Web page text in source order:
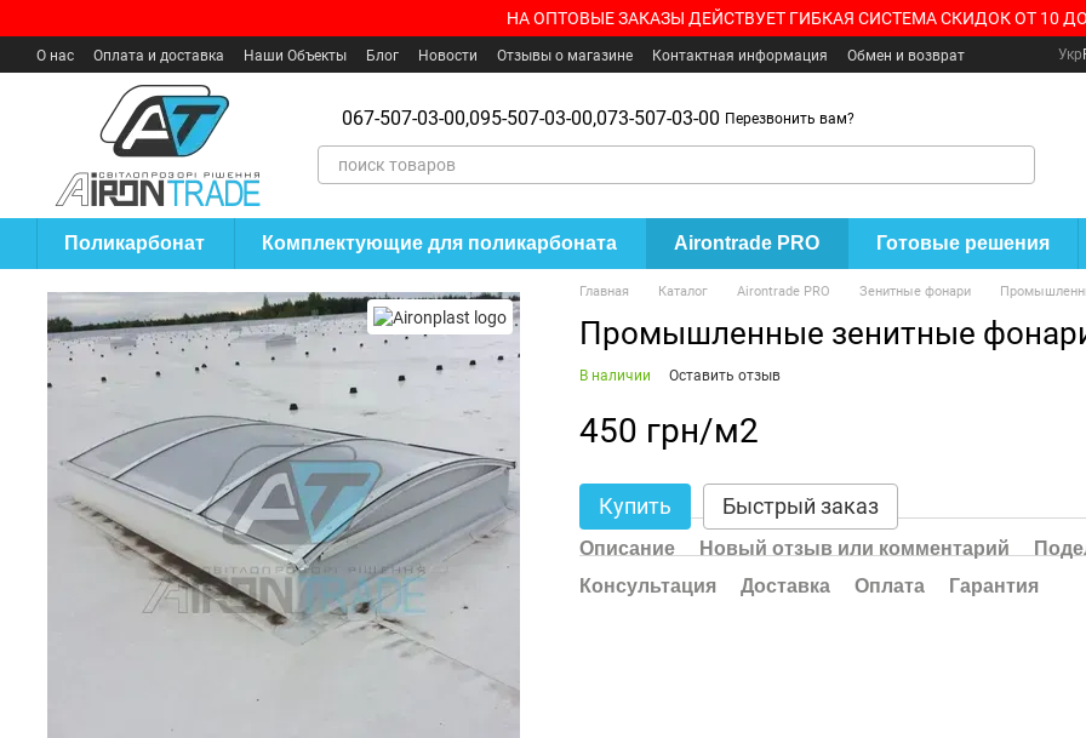
НА ОПТОВЫЕ ЗАКАЗЫ ДЕЙСТВУЕТ ГИБКАЯ СИСТЕМА СКИДОК ОТ 10 ДО
О нас Оплата и доставка Наши Объекты Блог Новости Отзывы о магазине Контактная информация
Обмен и возврат
Укр
067-507-03-00,095-507-03-00,073-507-03-00 Перезвонить вам?
Поликарбонат Комплектующие для поликарбоната Airontrade PRO Готовые решения
Главная Каталог Airontrade PRO Зенитные фонари
Промышленные зенитные
В наличии Оставить отзыв
450 грн/м2
Купить Быстрый заказ
Описание Новый отзыв или комментарий
Консультация
Доставка Оплата Гарантия